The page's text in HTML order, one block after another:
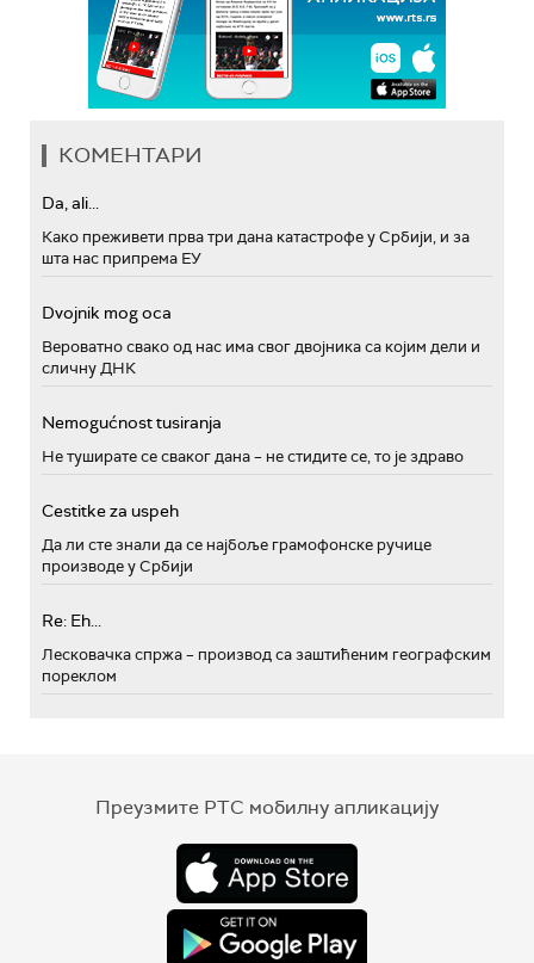
КОМЕНТАРИ
Da, ali...
Како преживети прва три дана катастрофе у Србији, и за
шта нас припрема ЕУ
Dvojnik mog oca
Вероватно свако од нас има свог двојника са којим дели и
сличну ДНК
Nemogućnost tusiranja
Не туширате се сваког дана – не стидите се, то је здраво
Cestitke za uspeh
Да ли сте знали да се најбоље грамофонске ручице
производе у Србији
Re: Eh...
Лесковачка спржа – производ са заштићеним географским
пореклом
Преузмите РТС мобилну апликацију